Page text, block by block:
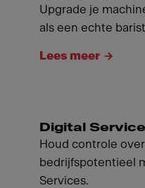
Upgrade je
als een echte
Lees meer
Digital
Houd controle
bedrijfspotentieel
Services.